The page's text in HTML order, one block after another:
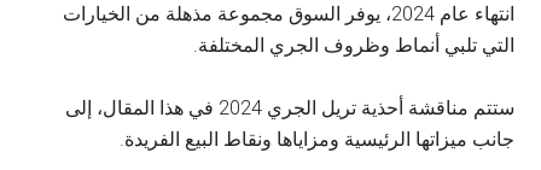
انتهاء عام 2024، يوفر السوق مجموعة مذهلة من الخيارات
التي تلبي أنماط وظروف الجري المختلفة.
ستتم مناقشة أحذية تريل الجري 2024 في هذا المقال، إلى
جانب ميزاتها الرئيسية ومزاياها ونقاط البيع الفريدة.